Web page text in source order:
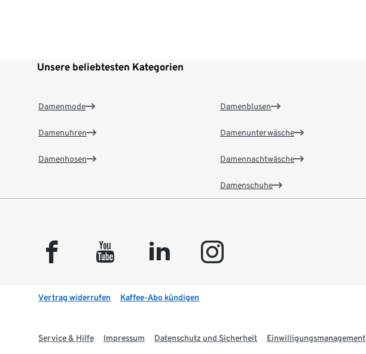
Unsere beliebtesten Kategorien
Damenmode
Damenuhren
Damenhosen
Damenblusen
Damenunterwäsche
Damennachtwäsche
Damenschuhe
facebook youtube linkedin instagram
Vertrag widerrufen Kaffee-Abo kündigen
Service & Hilfe Impressum Datenschutz und Sicherheit Einwilligungsmanagement